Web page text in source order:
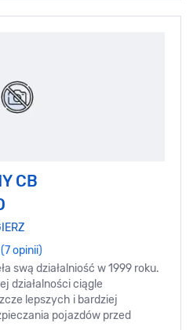
CB
(7 opinii)
swą działalniość w 1999 roku.
działalności ciągle
lepszych i bardziej
pojazdów przed